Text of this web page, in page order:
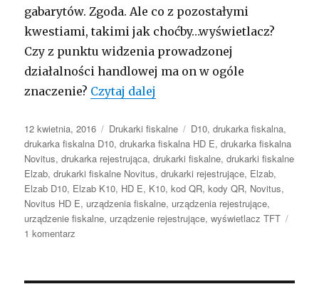
gabarytów. Zgoda. Ale co z pozostałymi
kwestiami, takimi jak choćby…wyświetlacz?
Czy z punktu widzenia prowadzonej
działalności handlowej ma on w ogóle
znaczenie? Czytaj dalej
Opublikowano
12 kwietnia, 2016 Kategorie
Drukarki fiskalne Tagi
D10,drukarka fiskalna,
drukarka fiskalna D10,drukarka fiskalna HD E,drukarka fiskalna
Novitus,drukarka rejestrująca,drukarki fiskalne,drukarki fiskalne
Elzab,drukarki fiskalne Novitus,drukarki rejestrujące, Elzab,
Elzab D10, Elzab K10, HD E, K10,kod QR,kody QR, Novitus,
Novitus HD E, urządzenia fiskalne, urządzenia rejestrujące,
urządzenie fiskalne, urządzenie rejestrujące,wyświetlacz TFT
1 komentarz
w